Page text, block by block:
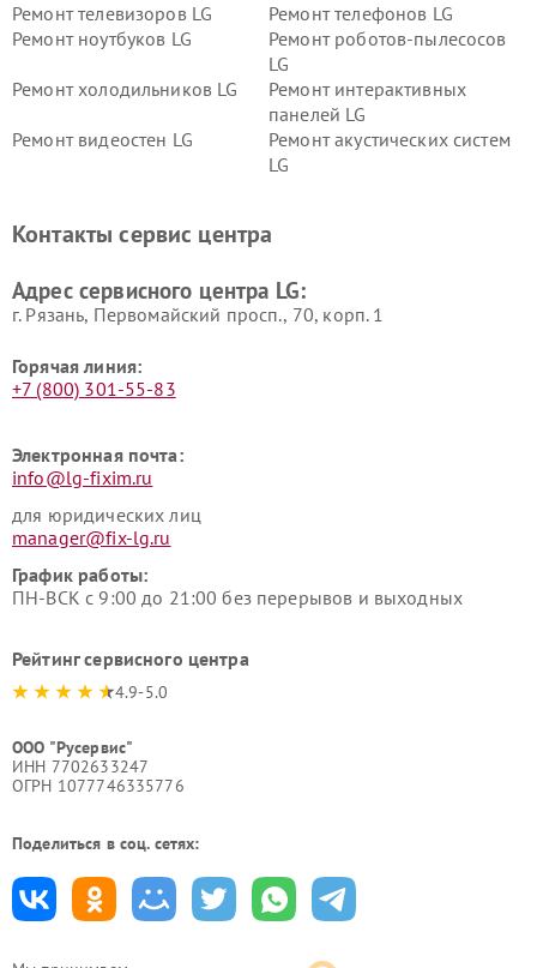
Ремонт телевизоров LG
Ремонт телефонов LG
Ремонт ноутбуков LG
Ремонт роботов-пылесосов
LG
Ремонт холодильников LG
Ремонт интерактивных
панелей LG
Ремонт видеостен LG
Ремонт акустических систем
LG
Ремонт морозильных камер
Ремонт вертикальных
Контакты сервис центра
Адрес сервисного центра LG:
г. Рязань, Первомайский просп., 70, корп. 1
Горячая линия:
+7 (800) 301-55-83
Электронная почта:
info@lg-fixim.ru
для юридических лиц
manager@fix-lg.ru
График работы:
ПН-ВСК с 9:00 до 21:00 без перерывов и выходных
Рейтинг сервисного центра
4.9-5.0
ООО "Русервис"
ИНН 7702633247
ОГРН 1077746335776
Поделиться в соц. сетях: